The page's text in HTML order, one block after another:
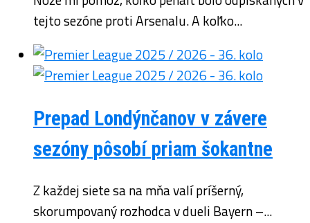
tejto sezóne proti Arsenalu. A koľko...
Prepad Londýnčanov v závere
sezóny pôsobí priam šokantne
Z každej siete sa na mňa valí príšerný,
skorumpovaný rozhodca v dueli Bayern –...